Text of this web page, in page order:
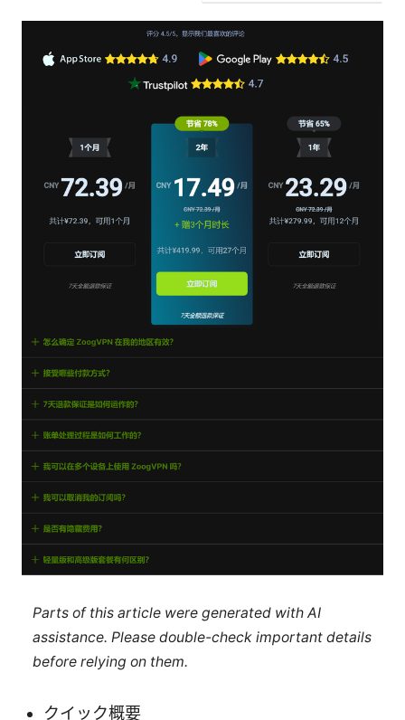
Parts of this article were generated with AI
assistance. Please double-check important details
before relying on them.
クイック概要